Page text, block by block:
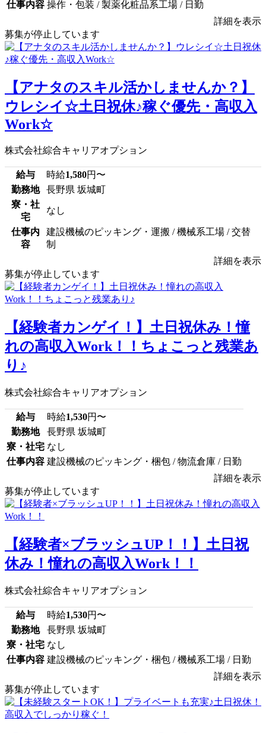
仕事内容 操作・包装 / 製薬化粧品系工場 / 日勤
詳細を表示
募集が停止しています
【アナタのスキル活かしませんか？】
ウレシイ☆土日祝休♪稼ぐ優先・高収入
Work☆
株式会社綜合キャリアオプション
給与 時給1,580円〜
勤務地
長野県 坂城町
寮・社
宅
なし
仕事内
容
建設機械のピッキング・運搬 / 機械系工場 / 交替
制
詳細を表示
募集が停止しています
【経験者カンゲイ！】土日祝休み！憧
れの高収入Work！！ちょこっと残業あ
り♪
株式会社綜合キャリアオプション
給与 時給1,530円〜
勤務地
長野県 坂城町
寮・社宅 なし
仕事内容 建設機械のピッキング・梱包 / 物流倉庫 / 日勤
詳細を表示
募集が停止しています
【経験者×ブラッシュUP！！】土日祝
休み！憧れの高収入Work！！
株式会社綜合キャリアオプション
給与 時給1,530円〜
勤務地
長野県 坂城町
寮・社宅 なし
仕事内容 建設機械のピッキング・梱包 / 機械系工場 / 日勤
詳細を表示
募集が停止しています